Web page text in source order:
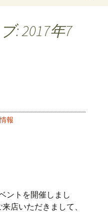
: 2017年7
報
ントを開催しまし
店いただきまして、